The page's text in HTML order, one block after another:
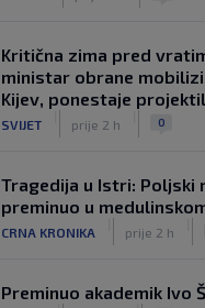
Kritična zima pred
ministar obrane
Kijev, ponestaje
SVIJET prije 2 h 0
Tragedija u Istri: Poljski
preminuo u
CRNA KRONIKA prije 2 h
Preminuo akademik Ivo